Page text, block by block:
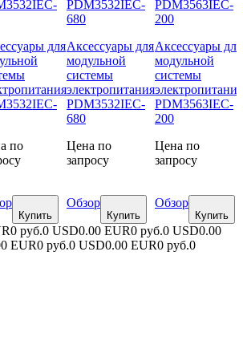
для
по
Купить
Аксессуары для
модульной
системы
электропитания
PDM3532IEC-
680
Цена по
запросу
Обзор
Купить
Аксессуары для
модульной
системы
электропитания
PDM3563IEC-
200
Цена по
запросу
Обзор
Купить
0 руб.0 USD0.00 EUR0 руб.0 USD0.00
EUR0 руб.0 USD0.00 EUR0 руб.0